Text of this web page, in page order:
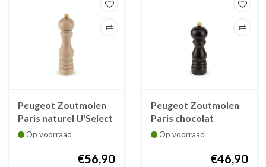
Peugeot Zoutmolen
Paris naturel U'Select
22 cm
Op voorraad
€56,90
Peugeot Zoutmolen
Paris chocolat
U'Select 18 cm
Op voorraad
€46,90